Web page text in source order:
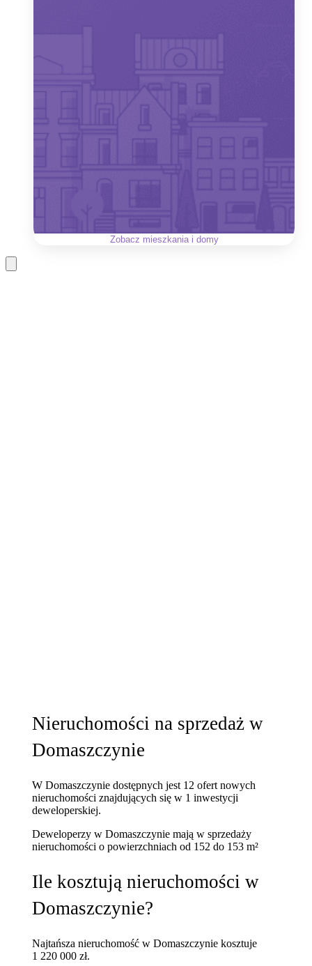
Zobacz mieszkania i domy
Nieruchomości na sprzedaż w
Domaszczynie
W Domaszczynie dostępnych jest 12 ofert nowych
nieruchomości znajdujących się w 1 inwestycji
deweloperskiej.
Deweloperzy w Domaszczynie mają w sprzedaży
nieruchomościo powierzchniach od 152 do 153 m²
Ile kosztują nieruchomości w
Domaszczynie?
Najtańsza nieruchomość w Domaszczynie kosztuje
1 220 000 zł.